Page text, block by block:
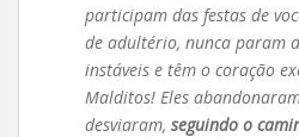
participam das festas de
de adultério, nunca param
instáveis e têm o coração
Malditos! Eles
desviaram, seguindo o